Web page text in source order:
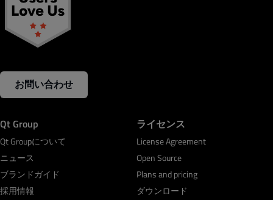
お問い合わせ
Qt Group
Qt Groupについて
ニュース
ブランドガイド
採用情報
ライセンス
License Agreement
Open Source
Plans and pricing
ダウンロード